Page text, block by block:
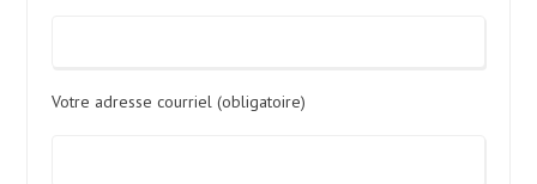
Votre adresse courriel (obligatoire)